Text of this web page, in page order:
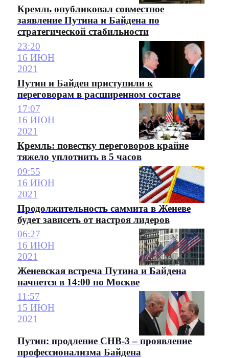
Кремль опубликовал совместное
заявление Путина и Байдена по
стратегической стабильности
23:20
16 ИЮН
2021
Путин и Байден приступили к
переговорам в расширенном составе
17:07
16 ИЮН
2021
Кремль: повестку переговоров крайне
тяжело уплотнить в 5 часов
09:55
16 ИЮН
2021
Продолжительность саммита в Женеве
будет зависеть от настроя лидеров
06:27
16 ИЮН
2021
Женевская встреча Путина и Байдена
начнется в 14:00 по Москве
11:57
15 ИЮН
2021
Путин: продление СНВ-3 – проявление
профессионализма Байдена